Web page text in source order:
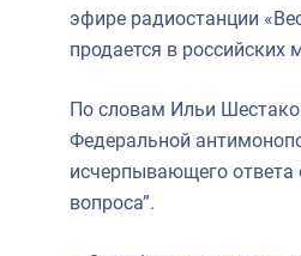
эфире радиостанции
продается в
По словам Ильи
Федеральной
исчерпывающего ответа
вопроса”.